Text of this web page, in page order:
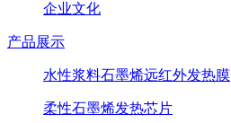
企业文化
产品展示
水性浆料石墨烯远红外发热膜
柔性石墨烯发热芯片